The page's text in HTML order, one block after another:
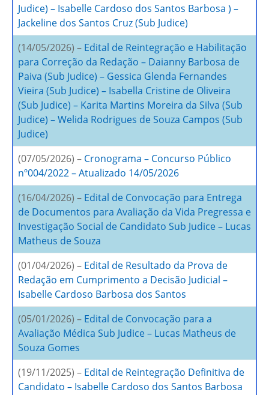
Judice) – Isabelle Cardoso dos Santos Barbosa ) –
Jackeline dos Santos Cruz (Sub Judice)
(14/05/2026) – Edital de Reintegração e Habilitação
para Correção da Redação – Daianny Barbosa de
Paiva (Sub Judice) – Gessica Glenda Fernandes
Vieira (Sub Judice) – Isabella Cristine de Oliveira
(Sub Judice) – Karita Martins Moreira da Silva (Sub
Judice) – Welida Rodrigues de Souza Campos (Sub
Judice)
(07/05/2026) – Cronograma – Concurso Público
nº004/2022 – Atualizado 14/05/2026
(16/04/2026) – Edital de Convocação para Entrega
de Documentos para Avaliação da Vida Pregressa e
Investigação Social de Candidato Sub Judice – Lucas
Matheus de Souza
(01/04/2026) – Edital de Resultado da Prova de
Redação em Cumprimento a Decisão Judicial –
Isabelle Cardoso Barbosa dos Santos
(05/01/2026) – Edital de Convocação para a
Avaliação Médica Sub Judice – Lucas Matheus de
Souza Gomes
(19/11/2025) – Edital de Reintegração Definitiva de
Candidato – Isabelle Cardoso dos Santos Barbosa